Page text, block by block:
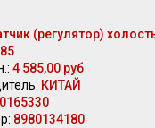
(регулятор)
4 585,00 руб
КИТАЙ
8980134180